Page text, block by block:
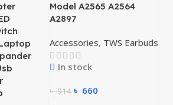
Model A2565 A2564
A2897
Accessories, TWS Earbuds
In stock
৳914 ৳ 660